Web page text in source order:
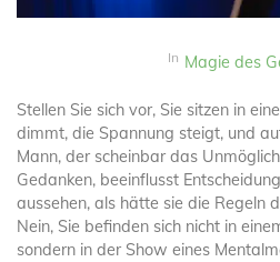
In Magie des
Stellen Sie sich vor, Sie sitzen in
dimmt, die Spannung steigt, und
Mann, der scheinbar das
Gedanken, beeinflusst
aussehen, als hätte sie die Regeln
Nein, Sie befinden sich nicht in
sondern in der Show eines